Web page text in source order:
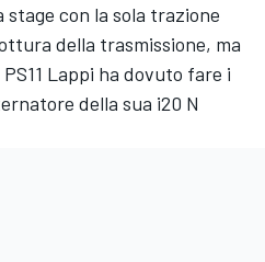
con la sola trazione
della trasmissione, ma
Lappi ha dovuto fare i
della sua i20 N